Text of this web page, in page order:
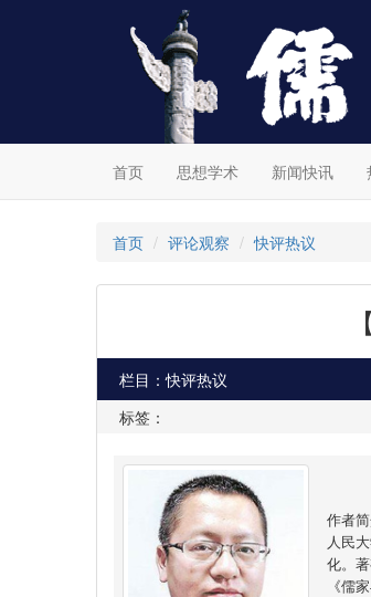
首页 思想学术 新闻快讯
首页 评论观察 快评热议
栏目：快评热议
标签：
作者
人民
化。
《儒